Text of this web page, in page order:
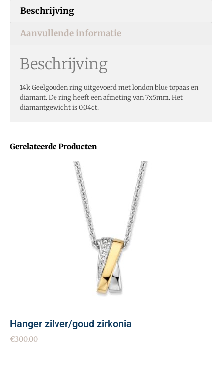
Gerelateerde Producten
Hanger zilver/goud zirkonia
€300.00
Beschrijving
Aanvullende informatie
Beschrijving
14k Geelgouden ring uitgevoerd met london blue topaas en
diamant. De ring heeft een afmeting van 7x5mm. Het
diamantgewicht is 0.04ct.